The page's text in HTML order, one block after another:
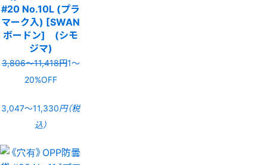
#20 No.10L (プラ
マーク入) [SWAN
ボードン] (シモ
ジマ)
3,806〜11,418円1〜
20%OFF
3,047〜11,330円（税
込）